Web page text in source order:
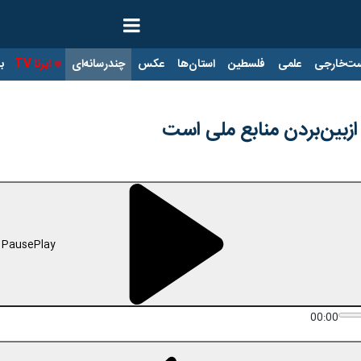
علمی فلسطین استان‌ها عکس چندرسانه‌ای ایرنا TV
منابع ملی است